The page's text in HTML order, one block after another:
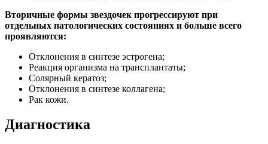
Вторичные формы звездочек прогрессируют при
отдельных патологических состояниях и больше всего
проявляются:
Отклонения в синтезе эстрогена;
Реакция организма на трансплантаты;
Солярный кератоз;
Отклонения в синтезе коллагена;
Рак кожи.
Диагностика